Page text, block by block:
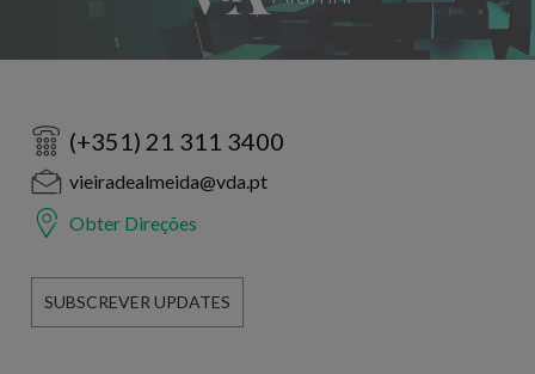
(+351) 21 311 3400
vieiradealmeida@vda.pt
Obter Direções
SUBSCREVER UPDATES